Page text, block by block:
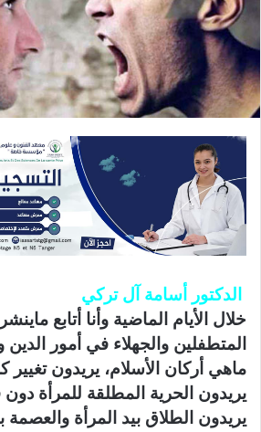
الدكتور أسامة آل تركي
خلال الأيام الماضية وأنا أتابع
المتطفلين والجهلاء في أمور
ماهي أركان الأسلام، يريدون تغيير
يريدون الحرية المطلقة للمرأة
يريدون الطلاق بيد المرأة والعصمة